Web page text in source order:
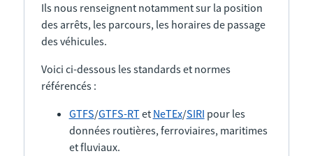
Ils nous renseignent notamment sur la position
des arrêts, les parcours, les horaires de passage
des véhicules.
Voici ci-dessous les standards et normes
référencés :
GTFS/GTFS-RTet NeTEx/SIRI pour les
données routières, ferroviaires, maritimes
et fluviaux.